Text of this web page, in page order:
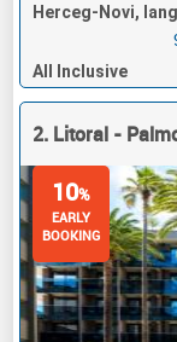
Herceg-Novi,
All Inclusive
2. Litoral -
10%
EARLY
BOOKING